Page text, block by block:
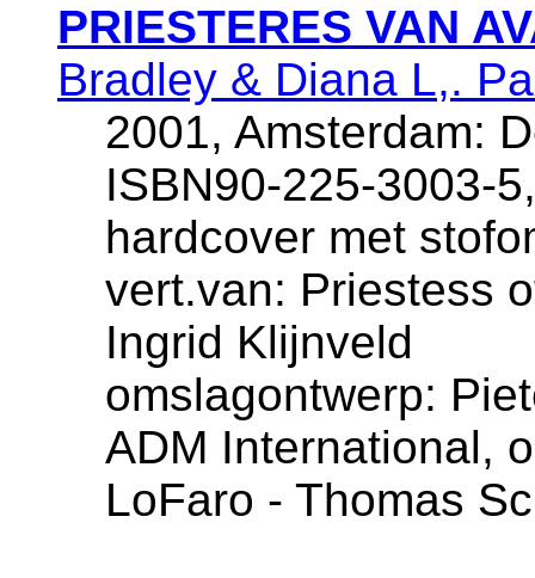
PRIESTERES VAN
Bradley & Diana L,.
2001, Amsterdam:
ISBN90-225-3003-
hardcover met
vert.van: Priestess
Ingrid Klijnveld
omslagontwerp:
ADM International,
LoFaro - Thomas